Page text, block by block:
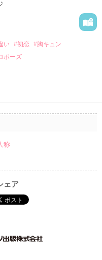
助けを惜しまない、愛情
の子と
、何も知らなかった。
い #初恋 #胸キュン
ポーズ
称
ェア